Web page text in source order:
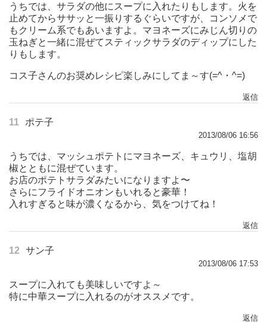
うちでは、サラダの他にスープに入れたりもします。火を
止めてからササッと一振りするぐらいですが、コンソメで
もクリーム系でもあいますよ。マヨネーズにみじん切りの
玉ねぎと一緒に混ぜてスティックサラダのディップにした
りもします。
コス子さんのお奨めレシピ楽しみにしてま～す(=^・^=)
返信
11 ポテ子
2013/08/06 16:56
うちでは、マッシュポテトにマヨネーズ、キュウリ、塩胡
椒とともに混ぜています。
お店のポテトサラダみたいになりますよ〜
さらにフライドオニオンもいれると豪華！
入れすぎると味が濃くなるから、気をつけてね！
返信
12 サン子
2013/08/06 17:53
スープに入れても美味しいですよ～
特に中華スープに入れるのがオススメです。
返信